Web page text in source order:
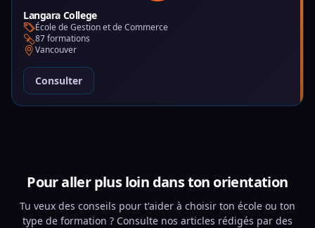
Langara College
École de Gestion et de Commerce
87 formations
Vancouver
Consulter
Pour aller plus loin dans ton orientation
Tu veux des conseils pour t'aider à choisir ton école ou ton
type de formation ? Consulte nos articles rédigés par des